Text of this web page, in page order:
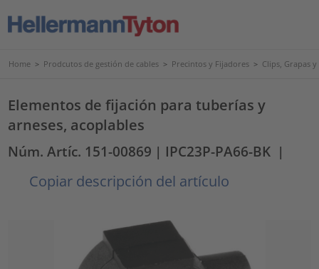
Home > Prodcutos de gestión de cables > Precintos y Fijadores > Clips, Grapas
Elementos de fijación para tuberías y
arneses, acoplables
Núm. Artíc. 151-00869 | IPC23P-PA66-BK |
Copiar descripción del artículo